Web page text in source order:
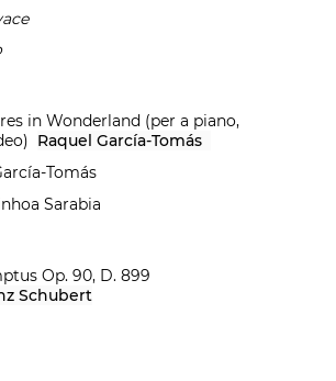
in Wonderland (per a piano,
Raquel García-Tomás
Tomás
Sarabia
Op. 90, D. 899
Schubert